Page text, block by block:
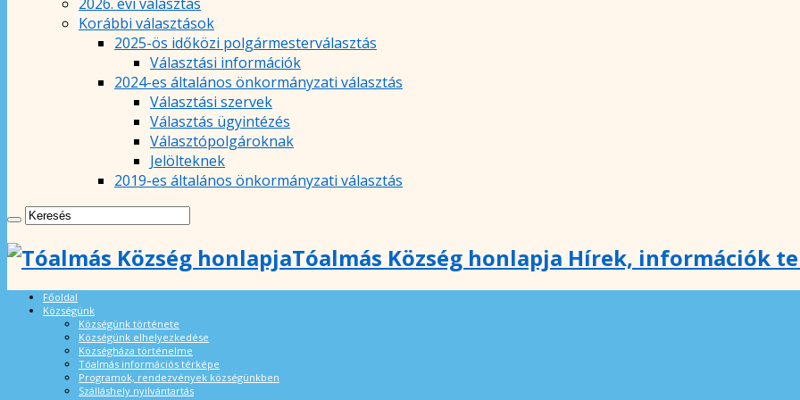
Korábbi választások
2025-ös időközi polgármesterválasztás
Választási információk
2024-es általános önkormányzati választás
Választási szervek
Választás ügyintézés
Választópolgároknak
Jelölteknek
2019-es általános önkormányzati választás
Tóalmás Község honlapja Hírek, információk
Főoldal
Községünk
Községünk története
Községünk elhelyezkedése
Községháza történelme
Tóalmás információs térképe
Programok, rendezvények községünkben
Szálláshely nyilvántartás